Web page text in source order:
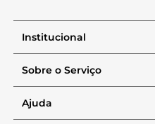
Institucional
Sobre o Serviço
Ajuda